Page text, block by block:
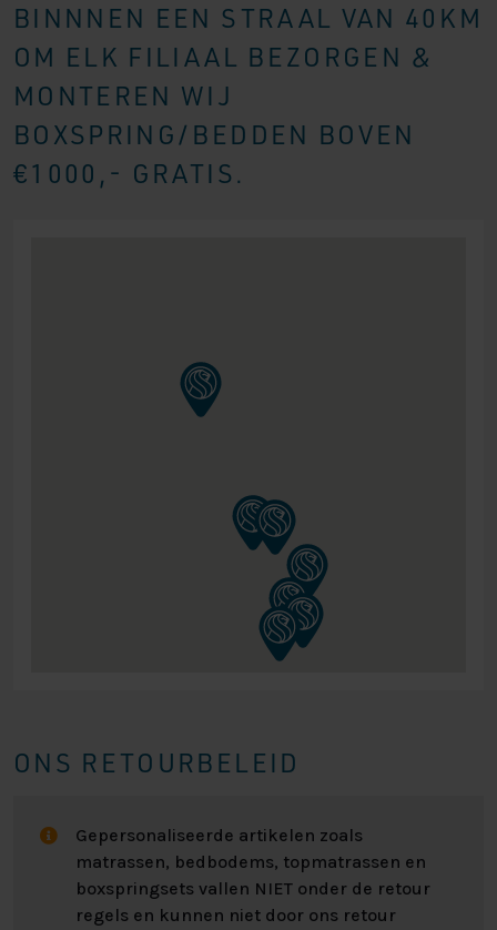
BINNNEN EEN STRAAL VAN 40KM
OM ELK FILIAAL BEZORGEN &
MONTEREN WIJ
BOXSPRING/BEDDEN BOVEN
€1000,- GRATIS.
ONS RETOURBELEID
Gepersonaliseerde artikelen zoals
matrassen, bedbodems, topmatrassen en
boxspringsets vallen NIET onder de retour
regels en kunnen niet door ons retour